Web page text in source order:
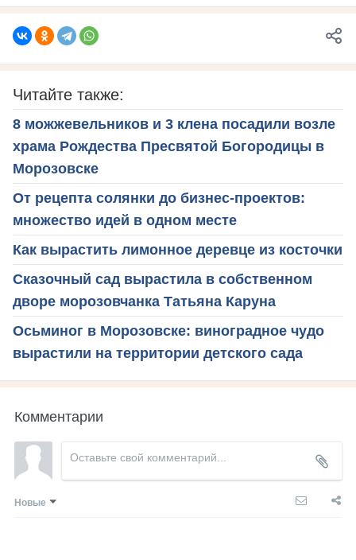
Читайте также:
8 можжевельников и 3 клена посадили возле
храма Рождества Пресвятой Богородицы в
Морозовске
От рецепта солянки до бизнес-проектов:
множество идей в одном месте
Как вырастить лимонное деревце из косточки
Сказочный сад вырастила в собственном
дворе морозовчанка Татьяна Каруна
Осьминог в Морозовске: виноградное чудо
вырастили на территории детского сада
Комментарии
Новые